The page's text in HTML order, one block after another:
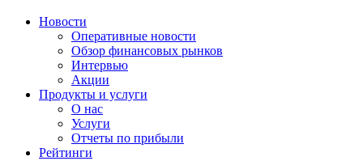
Новости
Оперативные новости
Обзор финансовых рынков
Интервью
Акции
Продукты и услуги
О нас
Услуги
Отчеты по прибыли
Рейтинги